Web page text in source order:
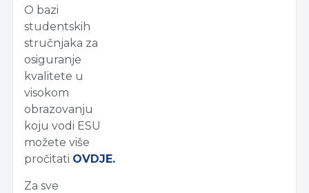
O bazi
studentskih
stručnjaka za
osiguranje
kvalitete u
visokom
obrazovanju
koju vodi ESU
možete više
pročitati OVDJE.
Za sve